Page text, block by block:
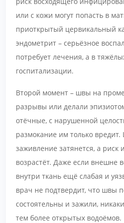
или с кожи могут попасть в
приоткрытый цервикальный
эндометрит – серьёзное
потребует лечения, а в
госпитализации.
Второй момент – швы на
разрывы или делали
отёчные, с нарушенной
размокание им только
заживление затянется, а
возрастёт. Даже если внешне
внутри ткань ещё слабая и
врач не подтвердит, что швы
состоятельны и зажили,
тем более открытых водоёмов.